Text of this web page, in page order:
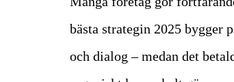
bästa strategin 2025 bygger
och dialog – medan det